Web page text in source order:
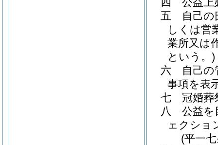
五
自己
しくは営
業所又は
という。)
六
自己
事項を表
七
冠婚葬
八
公益を
ェクショ
(平一